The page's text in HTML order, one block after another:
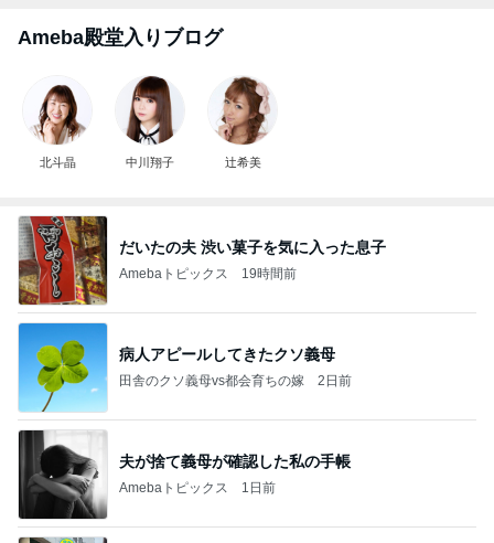
Ameba殿堂入りブログ
北斗晶 中川翔子 辻希美
だいたの夫 渋い菓子を気に入った息子
Amebaトピックス 19時間前
病人アピールしてきたクソ義母
田舎のクソ義母vs都会育ちの嫁 2日前
夫が捨て義母が確認した私の手帳
Amebaトピックス 1日前